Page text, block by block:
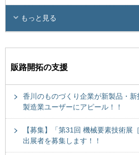
もっと見る
販路開拓の支援
香川のものづくり企業が新製品・
製造業ユーザーにアピール！！
【募集】「第31回 機械要素技術展
出展者を募集します！！